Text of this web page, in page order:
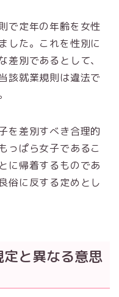
で定年の年齢を女性
した。これを性別に
差別であるとして、
該就業規則は違法で
を差別すべき合理的
っぱら女子であるこ
に帰着するものであ
俗に反する定めとし
と異なる意思